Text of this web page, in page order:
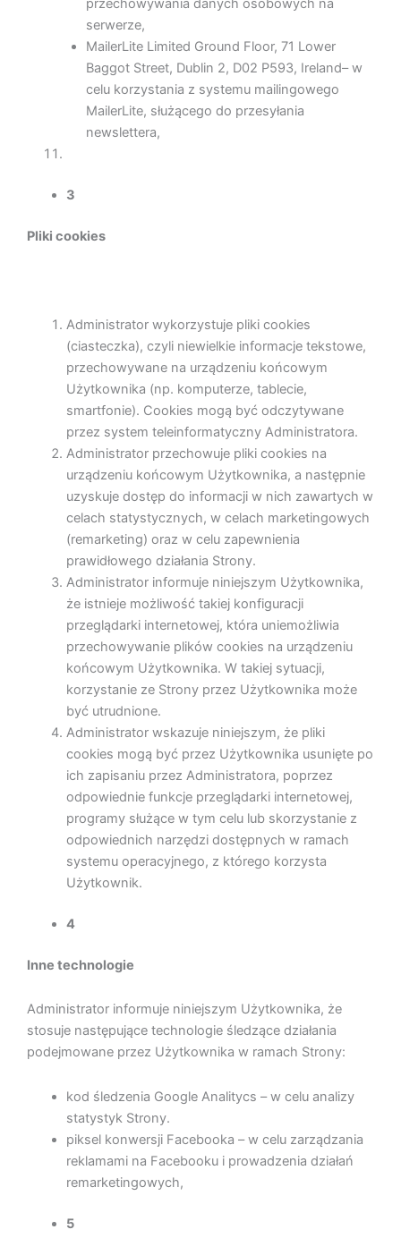
przechowywania danych osobowych na
serwerze,
MailerLite Limited Ground Floor, 71 Lower
Baggot Street, Dublin 2, D02 P593, Ireland– w
celu korzystania z systemu mailingowego
MailerLite, służącego do przesyłania
newslettera,
3
Pliki cookies
Administrator wykorzystuje pliki cookies
(ciasteczka), czyli niewielkie informacje tekstowe,
przechowywane na urządzeniu końcowym
Użytkownika (np. komputerze, tablecie,
smartfonie). Cookies mogą być odczytywane
przez system teleinformatyczny Administratora.
Administrator przechowuje pliki cookies na
urządzeniu końcowym Użytkownika, a następnie
uzyskuje dostęp do informacji w nich zawartych w
celach statystycznych, w celach marketingowych
(remarketing) oraz w celu zapewnienia
prawidłowego działania Strony.
Administrator informuje niniejszym Użytkownika,
że istnieje możliwość takiej konfiguracji
przeglądarki internetowej, która uniemożliwia
przechowywanie plików cookies na urządzeniu
końcowym Użytkownika. W takiej sytuacji,
korzystanie ze Strony przez Użytkownika może
być utrudnione.
Administrator wskazuje niniejszym, że pliki
cookies mogą być przez Użytkownika usunięte po
ich zapisaniu przez Administratora, poprzez
odpowiednie funkcje przeglądarki internetowej,
programy służące w tym celu lub skorzystanie z
odpowiednich narzędzi dostępnych w ramach
systemu operacyjnego, z którego korzysta
Użytkownik.
4
Inne technologie
Administrator informuje niniejszym Użytkownika, że
stosuje następujące technologie śledzące działania
podejmowane przez Użytkownika w ramach Strony:
kod śledzenia Google Analitycs – w celu analizy
statystyk Strony.
piksel konwersji Facebooka – w celu zarządzania
reklamami na Facebooku i prowadzenia działań
remarketingowych,
5